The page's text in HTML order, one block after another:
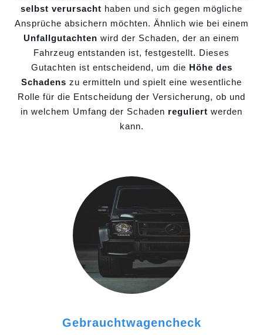
selbst verursacht haben und sich gegen mögliche
Ansprüche absichern möchten. Ähnlich wie bei einem
Unfallgutachten wird der Schaden, der an einem
Fahrzeug entstanden ist, festgestellt. Dieses
Gutachten ist entscheidend, um die Höhe des
Schadens zu ermitteln und spielt eine wesentliche
Rolle für die Entscheidung der Versicherung, ob und
in welchem Umfang der Schaden reguliert werden
kann.
Gebrauchtwagencheck